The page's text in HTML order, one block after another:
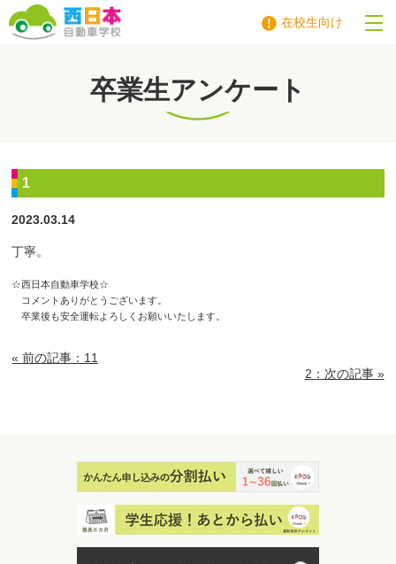
在校生向け
卒業生アンケート
1
2023.03.14
丁寧。
☆西日本自動車学校☆
コメントありがとうございます。
卒業後も安全運転よろしくお願いいたします。
« 前の記事：11
2：次の記事 »